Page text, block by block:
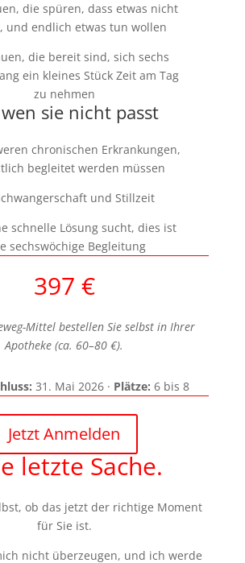
die spüren, dass etwas nicht
und endlich etwas tun wollen
die bereit sind, sich sechs
ein kleines Stück Zeit am Tag
zu nehmen
sie nicht passt
chronischen Erkrankungen,
begleitet werden müssen
und Stillzeit
schnelle Lösung sucht, dies ist
sechswöchige Begleitung
397 €
Mittel bestellen Sie selbst in Ihrer
Apotheke (ca. 60–80 €).
31. Mai 2026 · Plätze: 6 bis 8
Jetzt Anmelden
letzte Sache.
ob das jetzt der richtige Moment
für Sie ist.
nicht überzeugen, und ich werde